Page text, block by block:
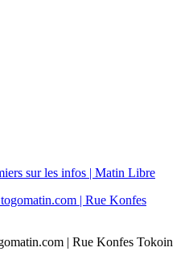
sur les infos | Matin Libre
| Rue Konfes Tokoin